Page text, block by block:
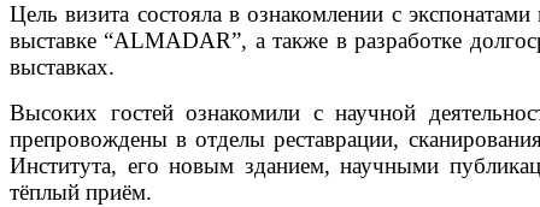
Цель визита состояла в ознакомлении с
выставке “ALMADAR”, а также в разработке
выставках.
Высоких гостей ознакомили с научной
препровождены в отделы реставрации,
Института, его новым зданием, научными
тёплый приём.